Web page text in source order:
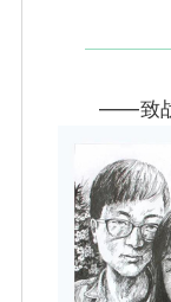
——致